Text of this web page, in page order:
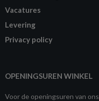
Vacatures
Levering
Privacy policy
OPENINGSUREN WINKEL
Voor de openingsuren van ons